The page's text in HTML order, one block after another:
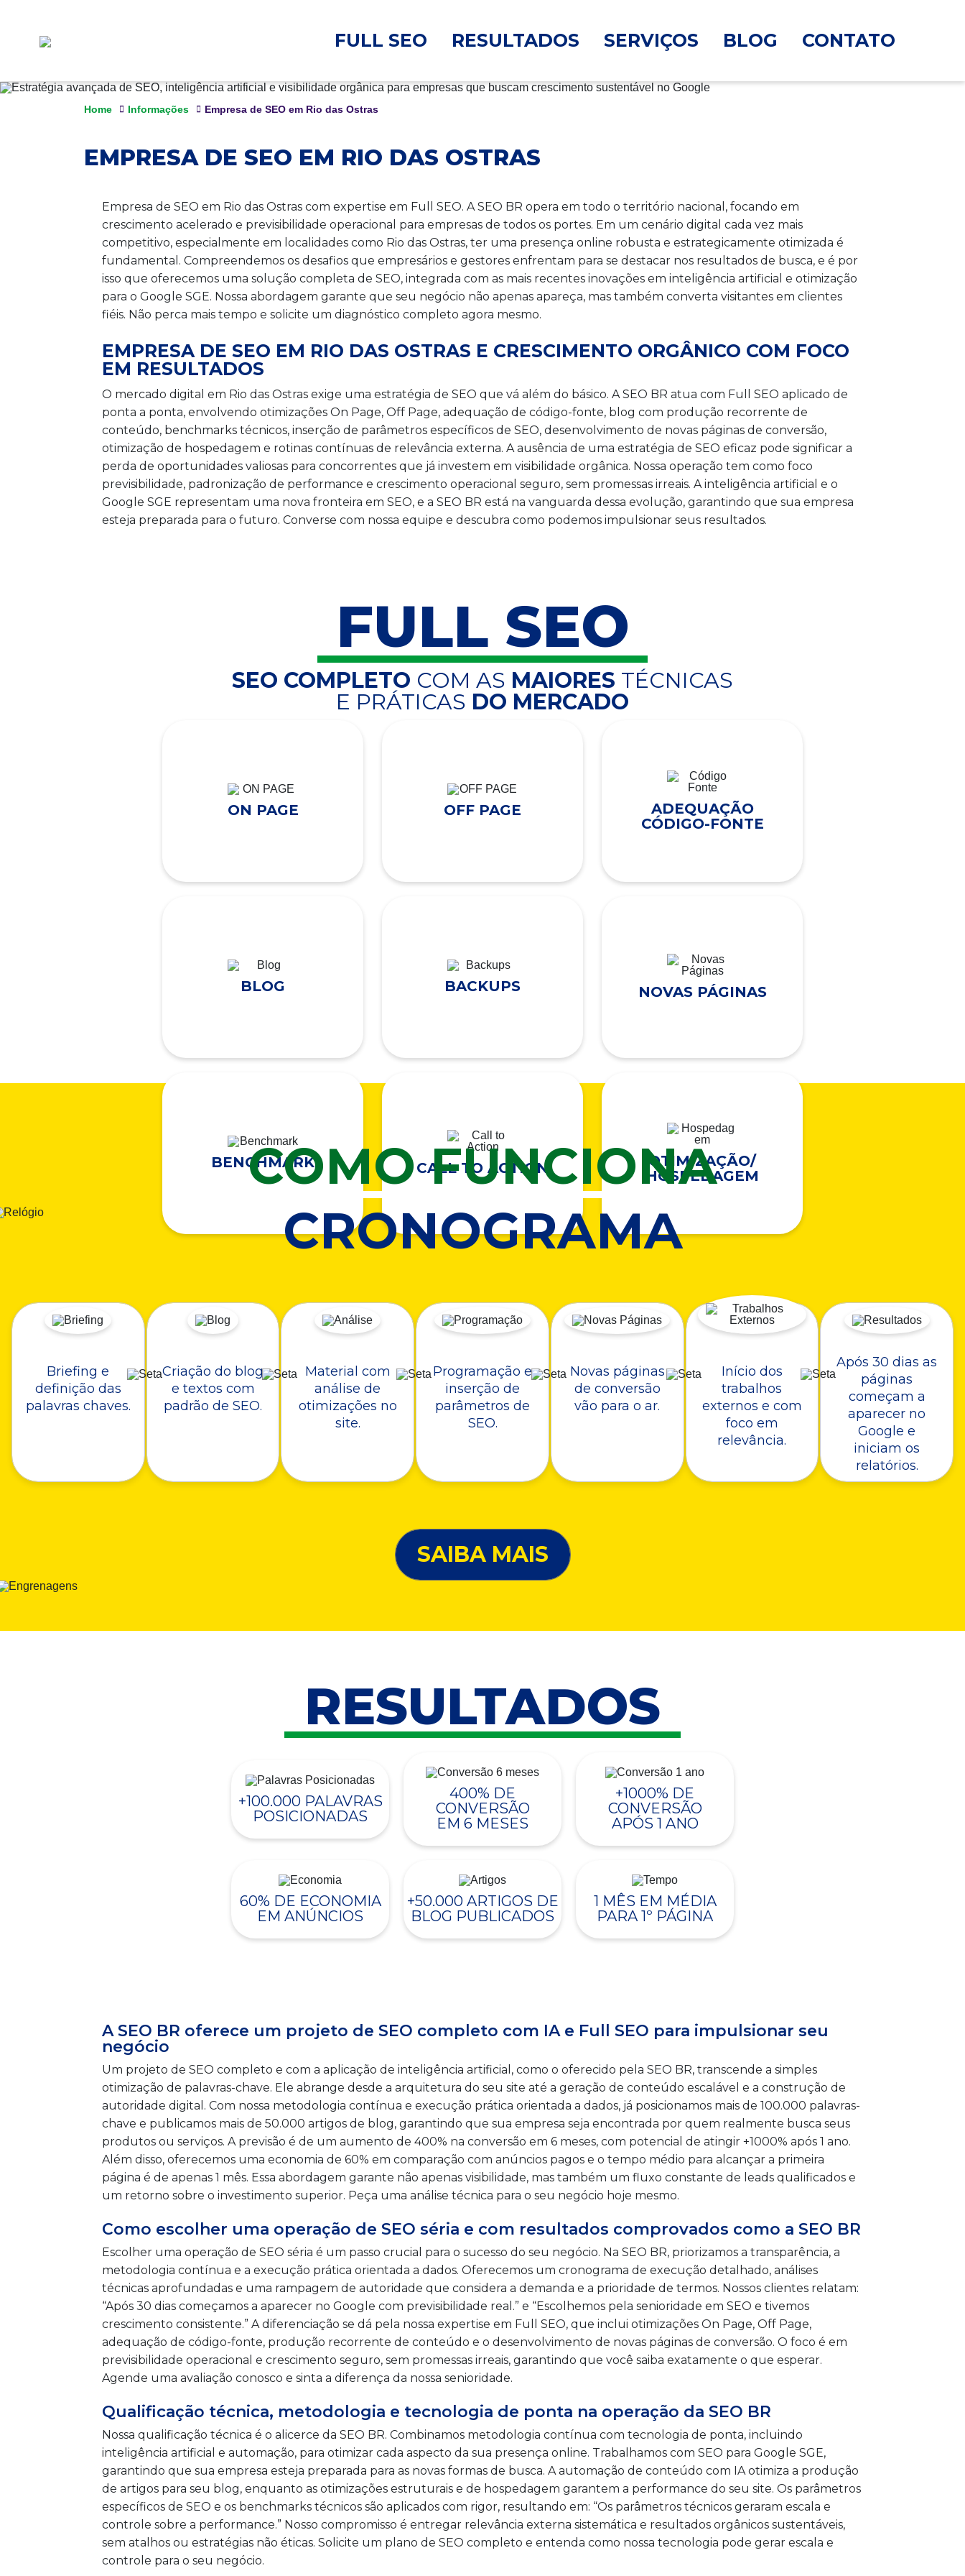
FULL SEO RESULTADOS SERVIÇOS BLOG CONTATO
Home Informações Empresa de SEO em Rio das Ostras
EMPRESA DE SEO EM RIO DAS OSTRAS
Empresa de SEO em Rio das Ostras com expertise em Full SEO. A SEO BR opera em todo o território nacional, focando em
crescimento acelerado e previsibilidade operacional para empresas de todos os portes. Em um cenário digital cada vez mais
competitivo, especialmente em localidades como Rio das Ostras, ter uma presença online robusta e estrategicamente otimizada é
fundamental. Compreendemos os desafios que empresários e gestores enfrentam para se destacar nos resultados de busca, e é por
isso que oferecemos uma solução completa de SEO, integrada com as mais recentes inovações em inteligência artificial e otimização
para o Google SGE. Nossa abordagem garante que seu negócio não apenas apareça, mas também converta visitantes em clientes
fiéis. Não perca mais tempo e solicite um diagnóstico completo agora mesmo.
EMPRESA DE SEO EM RIO DAS OSTRAS E CRESCIMENTO ORGÂNICO COM FOCO
EM RESULTADOS
O mercado digital em Rio das Ostras exige uma estratégia de SEO que vá além do básico. A SEO BR atua com Full SEO aplicado de
ponta a ponta, envolvendo otimizações On Page, Off Page, adequação de código-fonte, blog com produção recorrente de
conteúdo, benchmarks técnicos, inserção de parâmetros específicos de SEO, desenvolvimento de novas páginas de conversão,
otimização de hospedagem e rotinas contínuas de relevância externa. A ausência de uma estratégia de SEO eficaz pode significar a
perda de oportunidades valiosas para concorrentes que já investem em visibilidade orgânica. Nossa operação tem como foco
previsibilidade, padronização de performance e crescimento operacional seguro, sem promessas irreais. A inteligência artificial e o
Google SGE representam uma nova fronteira em SEO, e a SEO BR está na vanguarda dessa evolução, garantindo que sua empresa
esteja preparada para o futuro. Converse com nossa equipe e descubra como podemos impulsionar seus resultados.
FULL SEO
SEO COMPLETO COM AS MAIORES TÉCNICAS
E PRÁTICAS DO MERCADO
ON PAGE OFF PAGE
ADEQUAÇÃO
CÓDIGO-FONTE
BLOG BACKUPS NOVAS PÁGINAS
BENCHMARK CALL TO ACTION
OTIMIZAÇÃO/
HOSPEDAGEM
COMO FUNCIONA
CRONOGRAMA
Briefing e
definição das
palavras chaves.
Criação do blog
e textos com
padrão de SEO.
Material com
análise de
otimizações no
site.
Programação e
inserção de
parâmetros de
SEO.
Novas páginas
de conversão
vão para o ar.
Início dos
trabalhos
externos e com
foco em
relevância.
Após 30 dias as
páginas
começam a
aparecer no
Google e
iniciam os
relatórios.
SAIBA MAIS
RESULTADOS
+100.000 PALAVRAS
POSICIONADAS
400% DE
CONVERSÃO
EM 6 MESES
+1000% DE
CONVERSÃO
APÓS 1 ANO
60% DE ECONOMIA
EM ANÚNCIOS
+50.000 ARTIGOS DE
BLOG PUBLICADOS
1 MÊS EM MÉDIA
PARA 1º PÁGINA
A SEO BR oferece um projeto de SEO completo com IA e Full SEO para impulsionar seu
negócio
Um projeto de SEO completo e com a aplicação de inteligência artificial, como o oferecido pela SEO BR, transcende a simples
otimização de palavras-chave. Ele abrange desde a arquitetura do seu site até a geração de conteúdo escalável e a construção de
autoridade digital. Com nossa metodologia contínua e execução prática orientada a dados, já posicionamos mais de 100.000 palavras-
chave e publicamos mais de 50.000 artigos de blog, garantindo que sua empresa seja encontrada por quem realmente busca seus
produtos ou serviços. A previsão é de um aumento de 400% na conversão em 6 meses, com potencial de atingir +1000% após 1 ano.
Além disso, oferecemos uma economia de 60% em comparação com anúncios pagos e o tempo médio para alcançar a primeira
página é de apenas 1 mês. Essa abordagem garante não apenas visibilidade, mas também um fluxo constante de leads qualificados e
um retorno sobre o investimento superior. Peça uma análise técnica para o seu negócio hoje mesmo.
Como escolher uma operação de SEO séria e com resultados comprovados como a SEO BR
Escolher uma operação de SEO séria é um passo crucial para o sucesso do seu negócio. Na SEO BR, priorizamos a transparência, a
metodologia contínua e a execução prática orientada a dados. Oferecemos um cronograma de execução detalhado, análises
técnicas aprofundadas e uma rampagem de autoridade que considera a demanda e a prioridade de termos. Nossos clientes relatam:
“Após 30 dias começamos a aparecer no Google com previsibilidade real.” e “Escolhemos pela senioridade em SEO e tivemos
crescimento consistente.” A diferenciação se dá pela nossa expertise em Full SEO, que inclui otimizações On Page, Off Page,
adequação de código-fonte, produção recorrente de conteúdo e o desenvolvimento de novas páginas de conversão. O foco é em
previsibilidade operacional e crescimento seguro, sem promessas irreais, garantindo que você saiba exatamente o que esperar.
Agende uma avaliação conosco e sinta a diferença da nossa senioridade.
Qualificação técnica, metodologia e tecnologia de ponta na operação da SEO BR
Nossa qualificação técnica é o alicerce da SEO BR. Combinamos metodologia contínua com tecnologia de ponta, incluindo
inteligência artificial e automação, para otimizar cada aspecto da sua presença online. Trabalhamos com SEO para Google SGE,
garantindo que sua empresa esteja preparada para as novas formas de busca. A automação de conteúdo com IA otimiza a produção
de artigos para seu blog, enquanto as otimizações estruturais e de hospedagem garantem a performance do seu site. Os parâmetros
específicos de SEO e os benchmarks técnicos são aplicados com rigor, resultando em: “Os parâmetros técnicos geraram escala e
controle sobre a performance.” Nosso compromisso é entregar relevância externa sistemática e resultados orgânicos sustentáveis,
sem atalhos ou estratégias não éticas. Solicite um plano de SEO completo e entenda como nossa tecnologia pode gerar escala e
controle para o seu negócio.